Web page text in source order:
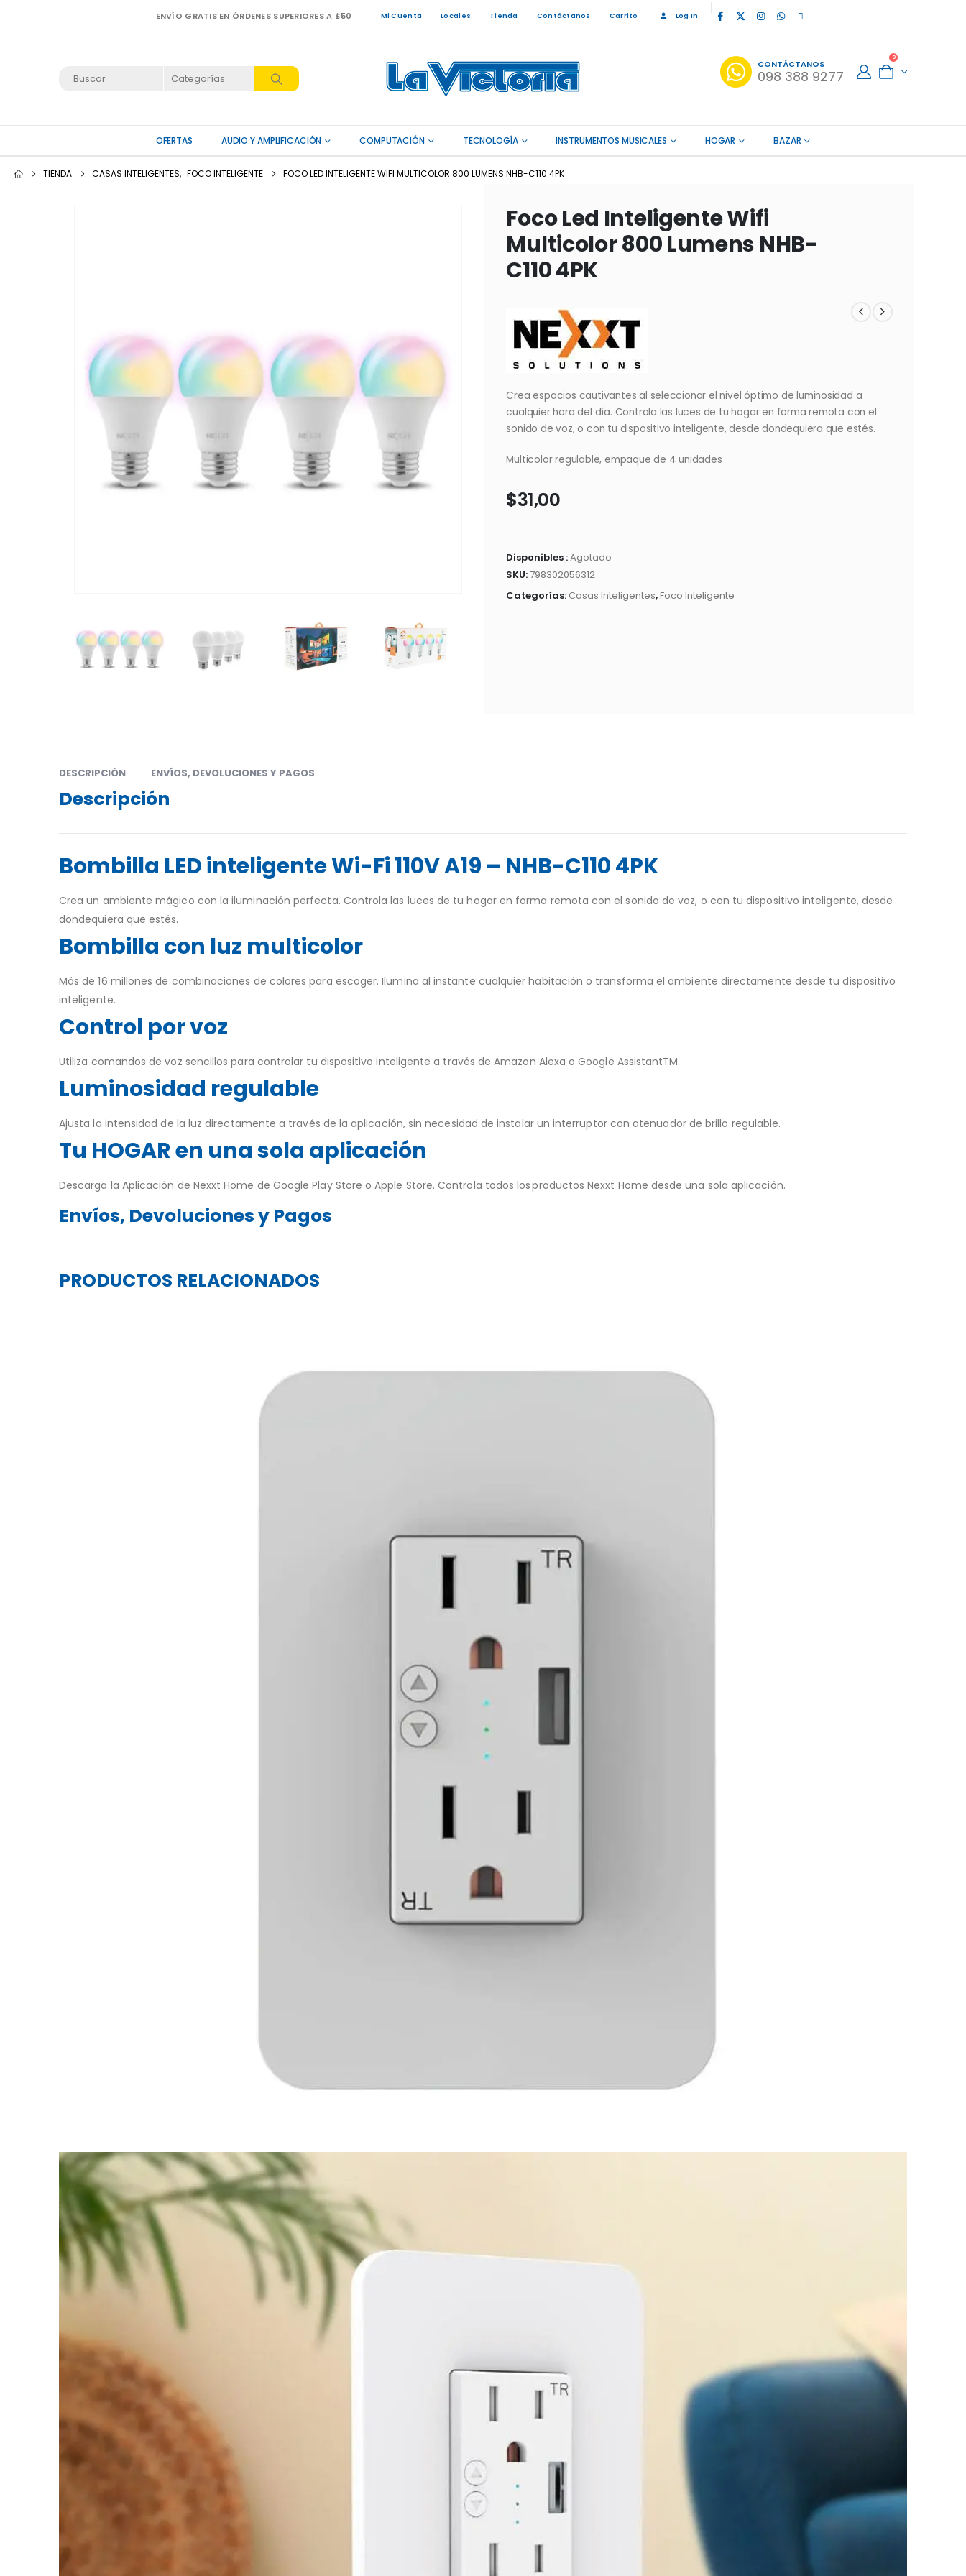
ENVÍO GRATIS EN ÓRDENES SUPERIORES A $50 Mi Cuenta Locales Tienda Contáctanos Carrito Log In
CONTÁCTANOS
098 388 9277
0
OFERTAS AUDIO Y AMPLIFICACIÓN COMPUTACIÓN TECNOLOGÍA INSTRUMENTOS MUSICALES HOGAR BAZAR
TIENDA CASAS INTELIGENTES, FOCO INTELIGENTE FOCO LED INTELIGENTE WIFI MULTICOLOR 800 LUMENS NHB-C110 4PK
Foco Led Inteligente Wifi
Multicolor 800 Lumens NHB-
C110 4PK
Crea espacios cautivantes al seleccionar el nivel óptimo de luminosidad a
cualquier hora del día. Controla las luces de tu hogar en forma remota con el
sonido de voz, o con tu dispositivo inteligente, desde dondequiera que estés.
Multicolor regulable, empaque de 4 unidades
$31,00
Disponibles :Agotado
SKU:798302056312
Categorías: Casas Inteligentes,Foco Inteligente
DESCRIPCIÓN ENVÍOS, DEVOLUCIONES Y PAGOS
Descripción
Bombilla LED inteligente Wi-Fi 110V A19 – NHB-C110 4PK
Crea un ambiente mágico con la iluminación perfecta. Controla las luces de tu hogar en forma remota con el sonido de voz, o con tu dispositivo inteligente, desde
dondequiera que estés.
Bombilla con luz multicolor
Más de 16 millones de combinaciones de colores para escoger. Ilumina al instante cualquier habitación o transforma el ambiente directamente desde tu dispositivo
inteligente.
Control por voz
Utiliza comandos de voz sencillos para controlar tu dispositivo inteligente a través de Amazon Alexa o Google AssistantTM.
Luminosidad regulable
Ajusta la intensidad de la luz directamente a través de la aplicación, sin necesidad de instalar un interruptor con atenuador de brillo regulable.
Tu HOGAR en una sola aplicación
Descarga la Aplicación de Nexxt Home de Google Play Store o Apple Store. Controla todos los productos Nexxt Home desde una sola aplicación.
Envíos, Devoluciones y Pagos
PRODUCTOS RELACIONADOS